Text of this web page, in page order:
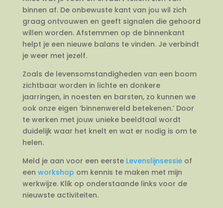
binnen af. De onbewuste kant van jou wil zich
graag ontvouwen en geeft signalen die gehoord
willen worden. Afstemmen op de binnenkant
helpt je een nieuwe balans te vinden. Je verbindt
je weer met jezelf.
Zoals de levensomstandigheden van een boom
zichtbaar worden in lichte en donkere
jaarringen, in noesten en barsten, zo kunnen we
ook onze eigen ‘binnenwereld betekenen.’ Door
te werken met jouw unieke beeldtaal wordt
duidelijk waar het knelt en wat er nodig is om te
helen.
Meld je aan voor een eerste Levenslijnsessieof
een workshop om kennis te maken met mijn
werkwijze. Klik op onderstaande links voor de
nieuwste activiteiten.